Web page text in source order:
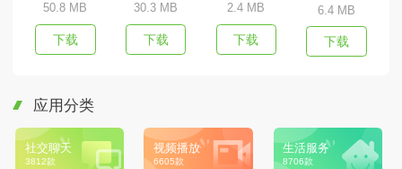
50.8 MB
下载
30.3 MB
下载
2.4 MB
下载
6.4 MB
下载
应用分类
社交聊天
3812款
视频播放
6605款
生活服务
8706款